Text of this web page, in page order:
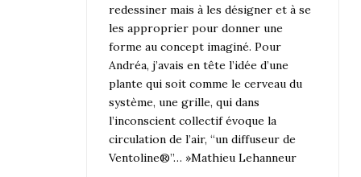
redessiner mais à les désigner et à se
les approprier pour donner une
forme au concept imaginé. Pour
Andréa, j’avais en tête l’idée d’une
plante qui soit comme le cerveau du
système, une grille, qui dans
l’inconscient collectif évoque la
circulation de l’air, “un diffuseur de
Ventoline®”… »Mathieu Lehanneur